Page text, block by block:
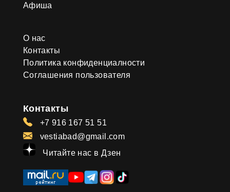
Афиша
О нас
Контакты
Политика конфиденциалности
Соглашения пользователя
Контакты
+7 916 167 51 51
vestiabad@gmail.com
Читайте нас в Дзен